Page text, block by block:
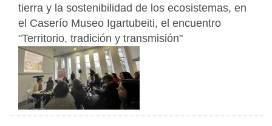
tierra y la sostenibilidad de los ecosistemas, en
el Caserío Museo Igartubeiti, el encuentro
"Territorio, tradición y transmisión"